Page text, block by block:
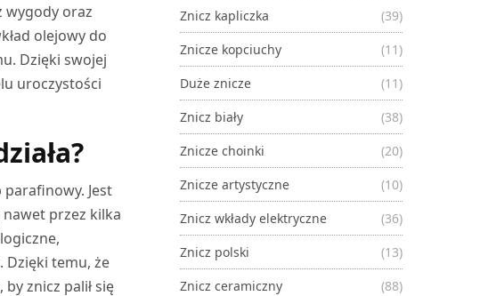
wygody oraz
olejowy do
Dzięki swojej
uroczystości
Jest
przez kilka
Dzięki temu, że
znicz palił się
Znicz kapliczka
(39)
Znicze kopciuchy
(11)
Duże znicze
(11)
Znicz biały
(38)
Znicze choinki
(20)
Znicze artystyczne
(10)
Znicz wkłady elektryczne
(36)
Znicz polski
(13)
Znicz ceramiczny
(88)